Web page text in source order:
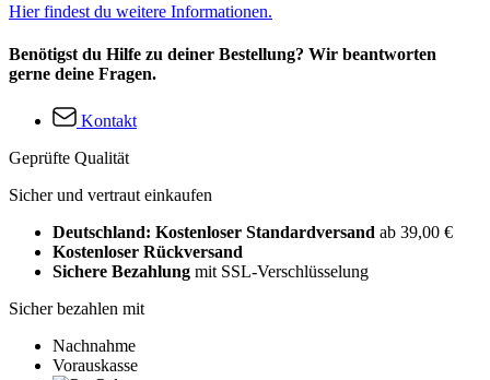
Hier findest du weitere Informationen.
Benötigst du Hilfe zu deiner Bestellung? Wir beantworten
gerne deine Fragen.
Kontakt
Geprüfte Qualität
Sicher und vertraut einkaufen
Deutschland: Kostenloser Standardversand ab 39,00 €
Kostenloser Rückversand
Sichere Bezahlung mit SSL-Verschlüsselung
Sicher bezahlen mit
Nachnahme
Vorauskasse